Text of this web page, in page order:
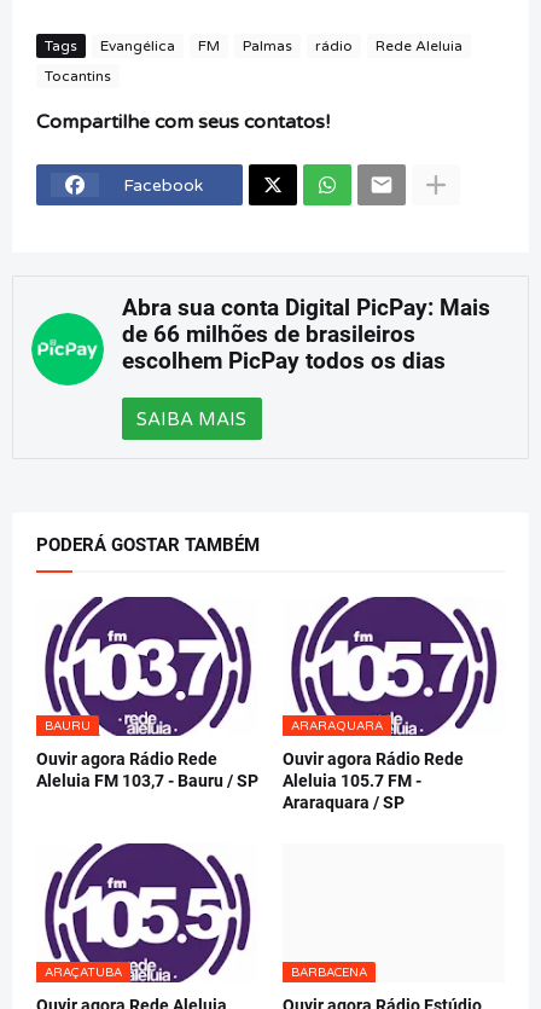
Tags Evangélica FM Palmas rádio
Rede Aleluia
Tocantins
Compartilhe com seus contatos!
Facebook
Abra sua conta Digital PicPay: Mais
de 66 milhões de brasileiros
escolhem PicPay todos os dias
SAIBA MAIS
PODERÁ GOSTAR TAMBÉM
BAURU
Ouvir agora Rádio Rede
Aleluia FM 103,7 - Bauru / SP
ARARAQUARA
Ouvir agora Rádio Rede
Aleluia 105.7 FM -
Araraquara / SP
ARAÇATUBA BARBACENA